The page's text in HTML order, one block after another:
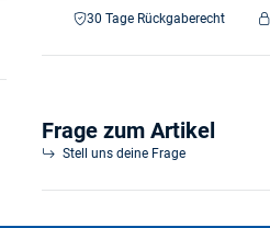
30 Tage Rückgaberecht
Frage zum Artikel
Stell uns deine Frage